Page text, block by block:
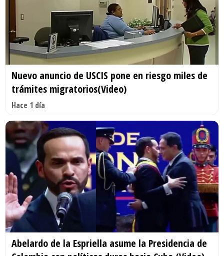
Nuevo anuncio de USCIS pone en riesgo miles de
trámites migratorios(Video)
Hace 1 día
Abelardo de la Espriella asume la Presidencia de